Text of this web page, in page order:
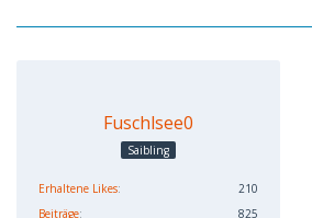
Fuschlsee0
Saibling
Erhaltene Likes
210
Beiträge
825